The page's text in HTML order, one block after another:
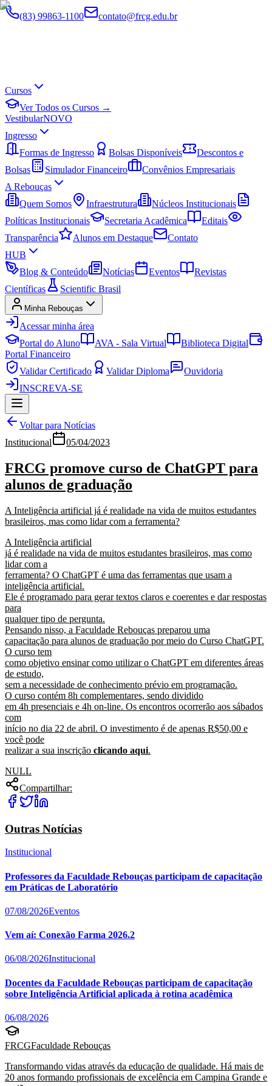
(83) 99863-1100 contato@frcg.edu.br
Cursos
Ver Todos os Cursos →
VestibularNOVO
Ingresso
Formas de Ingresso
Bolsas Disponíveis
Descontos e
Bolsas
Simulador Financeiro
Convênios Empresariais
A Rebouças
Quem Somos
Infraestrutura
Núcleos Institucionais
Políticas Institucionais
Secretaria Acadêmica
Editais
Transparência
Alunos em Destaque
Contato
HUB
Blog & Conteúdo
Notícias Eventos
Revistas
Científicas
Scientific Brasil
Minha Rebouças
Acessar minha área
Portal do Aluno
AVA - Sala Virtual
Biblioteca Digital
Portal Financeiro
Validar Certificado
Validar Diploma
Ouvidoria
INSCREVA-SE
Voltar para Notícias
Institucional
05/04/2023
FRCG promove curso de ChatGPT para
alunos de graduação
A Inteligência artificial já é realidade na vida de muitos estudantes
brasileiros, mas como lidar com a ferramenta?
A Inteligência artificial
já é realidade na vida de muitos estudantes brasileiros, mas como
lidar com a
ferramenta? O ChatGPT é uma das ferramentas que usam a
inteligência artificial.
Ele é programado para gerar textos claros e coerentes e dar respostas
para
qualquer tipo de pergunta.
Pensando nisso, a Faculdade Rebouças preparou uma
capacitação para alunos de graduação por meio do Curso ChatGPT.
O curso tem
como objetivo ensinar como utilizar o ChatGPT em diferentes áreas
de estudo,
sem a necessidade de conhecimento prévio em programação.
O curso contém 8h complementares, sendo dividido
em 4h presenciais e 4h on-line. Os encontros ocorrerão aos sábados
com
início no dia 22 de abril. O investimento é de apenas R$50,00 e
você pode
realizar a sua inscrição clicando aqui.
NULL
Compartilhar:
Outras Notícias
Institucional
Professores da Faculdade Rebouças participam de capacitação
em Práticas de Laboratório
07/08/2026Eventos
Vem aí: Conexão Farma 2026.2
06/08/2026Institucional
Docentes da Faculdade Rebouças participam de capacitação
sobre Inteligência Artificial aplicada à rotina acadêmica
06/08/2026
FRCGFaculdade Rebouças
Transformando vidas através da educação de qualidade. Há mais de
20 anos formando profissionais de excelência em Campina Grande e